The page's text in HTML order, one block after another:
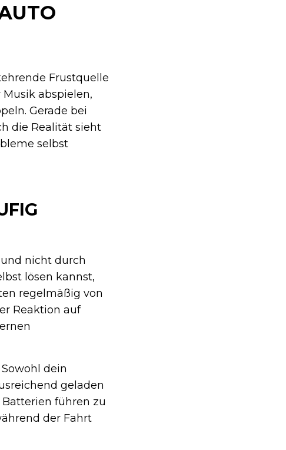
Frustquelle
abspielen,
Gerade bei
die Realität sieht
selbst
nicht durch
lösen kannst,
regelmäßig von
Reaktion auf
dein
geladen
führen zu
der Fahrt